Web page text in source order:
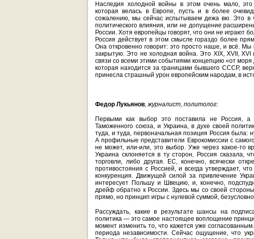
Наследия холодной войны в этом очень мало, это
которая велась в Европе, пусть и в более
сожалению, мы сейчас испытываем дежа вю. Это в
политического влияния, или не допущение
России. Хотя европейцы говорят, что они не играют
Россия действует в этом смысле гораздо более
Она откровенно говорит: это просто наше, и всё.
закрытую. Это не холодная война. Это XIX, XVII,
связи со всеми этими событиями концепцию «от
которая находится за границами бывшего СССР,
принесла страшный урон европейским народам, в
Федор Лукьянов,журналист, политолог:
Первыми как выбор это поставила не Россия, а
Таможенного союза, и Украина, в духе своей
туда, и туда, первоначальная позиция Россия была:
А профильные представители Еврокомиссии с
не может, или-или, это выбор. Уже через какое-то
Украина склоняется в ту сторон, Россия сказала,
торговли, либо другая. ЕС, конечно, всячески
противостояния с Россией, и всегда утверждает,
конкуренция. Движущей силой за привлечение
интересует Польшу и Швецию, и, конечно,
дрейф обратно к России. Здесь мы со своей
прямо, но принцип игры с нулевой суммой,
Рассуждать, какие в результате шансы на
политика — это самое настоящее воплощение
момент изменить то, что кажется уже
периода независимости. Сейчас ощущение, что